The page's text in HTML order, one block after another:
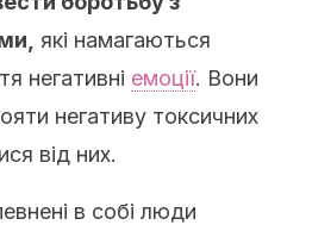
які намагаються
негативні емоції. Вони
негативу токсичних
від них.
в собі люди